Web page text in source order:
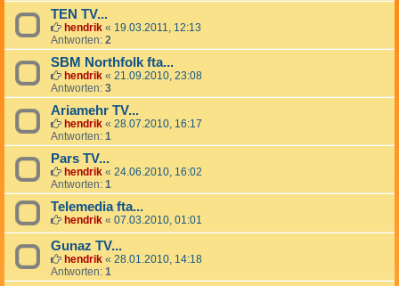
TEN TV...
hendrik « 19.03.2011, 12:13
Antworten: 2
SBM Northfolk fta...
hendrik « 21.09.2010, 23:08
Antworten: 3
Ariamehr TV...
hendrik « 28.07.2010, 16:17
Antworten: 1
Pars TV...
hendrik « 24.06.2010, 16:02
Antworten: 1
Telemedia fta...
hendrik « 07.03.2010, 01:01
Gunaz TV...
hendrik « 28.01.2010, 14:18
Antworten: 1